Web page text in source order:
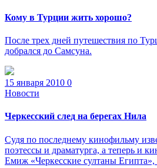
Кому в Турции жить хорошо?
После трех дней путешествия по
добрался до Самсуна.
15 января 2010 0
Новости
Черкесский след на берегах Нила
Судя по последнему кинофильму
поэтессы и драматурга, а теперь и
Емиж «Черкесские султаны Египта»,